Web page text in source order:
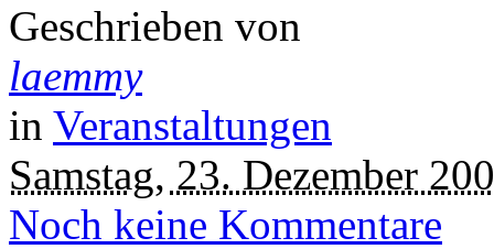
Geschrieben von
laemmy
in Veranstaltungen
Samstag, 23. Dezember
Noch keine Kommentare